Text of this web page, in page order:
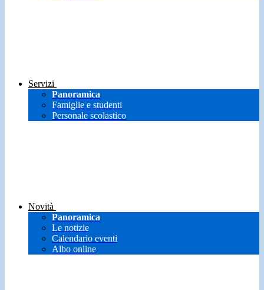
Servizi
Panoramica
Famiglie e studenti
Personale scolastico
Novità
Panoramica
Le notizie
Calendario eventi
Albo online